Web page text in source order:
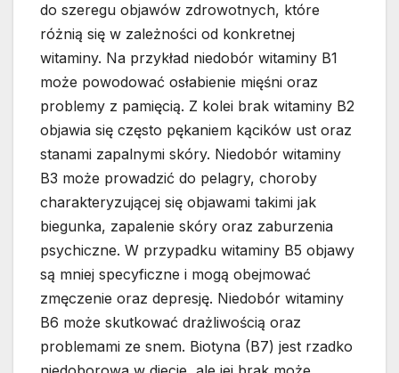
do szeregu objawów zdrowotnych, które
różnią się w zależności od konkretnej
witaminy. Na przykład niedobór witaminy B1
może powodować osłabienie mięśni oraz
problemy z pamięcią. Z kolei brak witaminy B2
objawia się często pękaniem kącików ust oraz
stanami zapalnymi skóry. Niedobór witaminy
B3 może prowadzić do pelagry, choroby
charakteryzującej się objawami takimi jak
biegunka, zapalenie skóry oraz zaburzenia
psychiczne. W przypadku witaminy B5 objawy
są mniej specyficzne i mogą obejmować
zmęczenie oraz depresję. Niedobór witaminy
B6 może skutkować drażliwością oraz
problemami ze snem. Biotyna (B7) jest rzadko